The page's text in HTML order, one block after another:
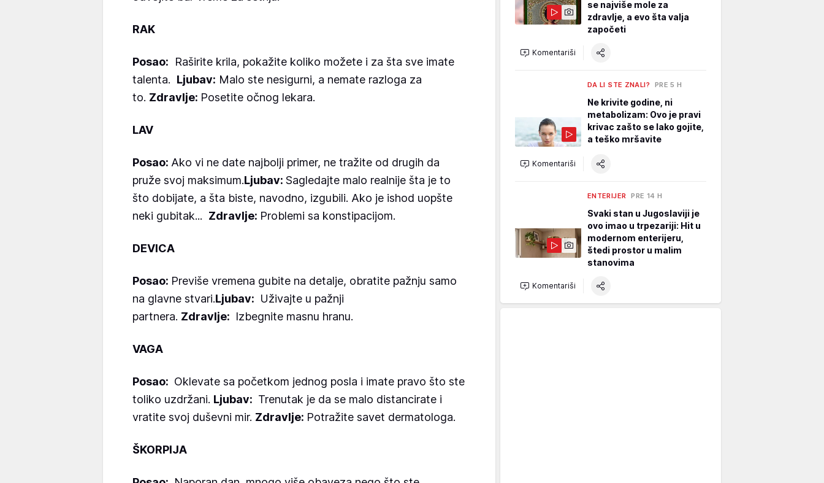
RAK
Posao: Raširite krila, pokažite koliko možete i za šta sve imate
talenta. Ljubav: Malo ste nesigurni, a nemate razloga za
to. Zdravlje: Posetite očnog lekara.
LAV
Posao: Ako vi ne date najbolji primer, ne tražite od drugih da
pruže svoj maksimum.Ljubav: Sagledajte malo realnije šta je to
što dobijate, a šta biste, navodno, izgubili. Ako je ishod uopšte
neki gubitak... Zdravlje: Problemi sa konstipacijom.
DEVICA
Posao: Previše vremena gubite na detalje, obratite pažnju samo
na glavne stvari.Ljubav: Uživajte u pažnji
partnera. Zdravlje: Izbegnite masnu hranu.
VAGA
Posao: Oklevate sa početkom jednog posla i imate pravo što ste
toliko uzdržani. Ljubav: Trenutak je da se malo distancirate i
vratite svoj duševni mir. Zdravlje: Potražite savet dermatologa.
ŠKORPIJA
se najviše mole za
zdravlje, a evo šta valja
započeti
Komentariši
DA LI STE ZNALI? PRE 5 H
Ne krivite godine, ni
metabolizam: Ovo je pravi
krivac zašto se lako gojite,
a teško mršavite
Komentariši
ENTERIJER PRE 14 H
Svaki stan u Jugoslaviji je
ovo imao u trpezariji: Hit u
modernom enterijeru,
štedi prostor u malim
stanovima
Komentariši